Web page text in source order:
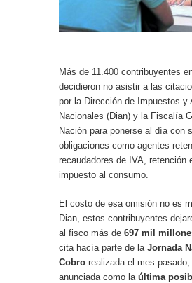
Más de 11.400 contribuyentes
decidieron no asistir a las
por la Dirección de Impuestos y
Nacionales (Dian) y la Fiscalía
Nación para ponerse al día con
obligaciones como agentes
recaudadores de IVA, retención
impuesto al consumo.
El costo de esa omisión no es
Dian, estos contribuyentes
al fisco más de 697 mil
cita hacía parte de la Jornada
Cobro realizada el mes
anunciada como la última